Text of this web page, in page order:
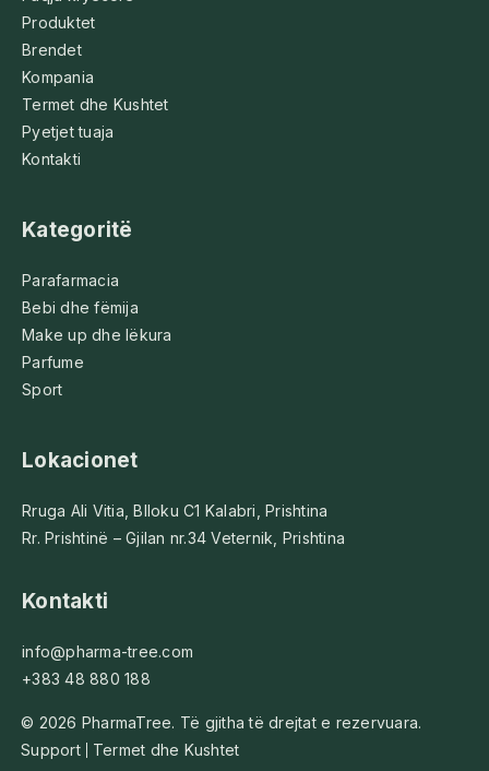
Produktet
Brendet
Kompania
Termet dhe Kushtet
Pyetjet tuaja
Kontakti
Kategoritë
Parafarmacia
Bebi dhe fëmija
Make up dhe lëkura
Parfume
Sport
Lokacionet
Rruga Ali Vitia, Blloku C1 Kalabri, Prishtina
Rr. Prishtinë – Gjilan nr.34 Veternik, Prishtina
Kontakti
info@pharma-tree.com
+383 48 880 188
© 2026 PharmaTree. Të gjitha të drejtat e rezervuara.
Support
Termet dhe Kushtet